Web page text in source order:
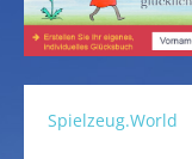
Spielzeug.World